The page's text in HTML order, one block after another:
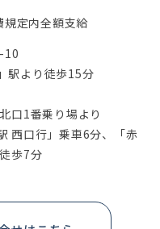
定内全額支給
10
駅より徒歩15分
口1番乗り場より
西口行」乗車6分、「赤
歩7分